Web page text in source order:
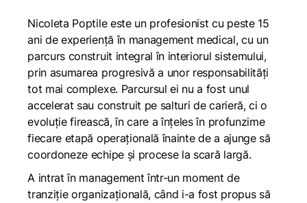
Nicoleta Poptile este un profesionist cu peste 15
ani de experiență în management medical, cu un
parcurs construit integral în interiorul sistemului,
prin asumarea progresivă a unor responsabilități
tot mai complexe. Parcursul ei nu a fost unul
accelerat sau construit pe salturi de carieră, ci o
evoluție firească, în care a înțeles în profunzime
fiecare etapă operațională înainte de a ajunge să
coordoneze echipe și procese la scară largă.
A intrat în management într-un moment de
tranziție organizațională, când i-a fost propus să